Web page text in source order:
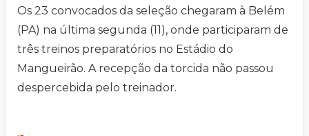
Os 23 convocados da seleção chegaram à Belém
(PA) na última segunda (11), onde participaram de
três treinos preparatórios no Estádio do
Mangueirão. A recepção da torcida não passou
despercebida pelo treinador.